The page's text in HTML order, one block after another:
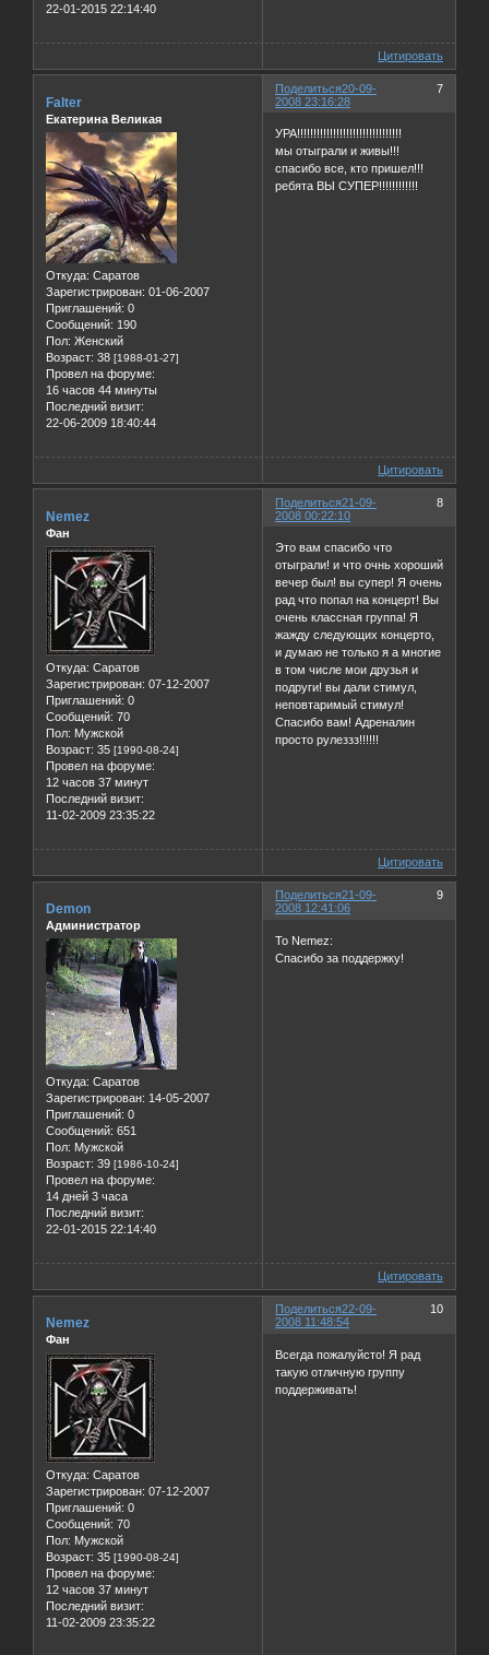
22-01-2015 22:14:40
Цитировать
Поделиться 7
20-09-
2008 23:16:28
Falter
Екатерина Великая
Откуда: Саратов
Зарегистрирован: 01-06-2007
Приглашений: 0
Сообщений: 190
Пол: Женский
Возраст: 38 [1988-01-27]
Провел на форуме:
16 часов 44 минуты
Последний визит:
22-06-2009 18:40:44
УРА!!!!!!!!!!!!!!!!!!!!!!!!!!!!!!!!
мы отыграли и живы!!!
спасибо все, кто пришел!!!
ребята ВЫ СУПЕР!!!!!!!!!!!!
Цитировать
Поделиться 8
21-09-
2008 00:22:10
Nemez
Фан
Откуда: Саратов
Зарегистрирован: 07-12-2007
Приглашений: 0
Сообщений: 70
Пол: Мужской
Возраст: 35 [1990-08-24]
Провел на форуме:
12 часов 37 минут
Последний визит:
11-02-2009 23:35:22
Это вам спасибо что
отыграли! и что очнь хороший
вечер был! вы супер! Я очень
рад что попал на концерт! Вы
очень классная группа! Я
жажду следующих концерто,
и думаю не только я а многие
в том числе мои друзья и
подруги! вы дали стимул,
неповтаримый стимул!
Спасибо вам! Адреналин
просто рулеззз!!!!!!
Цитировать
Поделиться 9
21-09-
2008 12:41:06
Demon
Администратор
Откуда: Саратов
Зарегистрирован: 14-05-2007
Приглашений: 0
Сообщений: 651
Пол: Мужской
Возраст: 39 [1986-10-24]
Провел на форуме:
14 дней 3 часа
Последний визит:
22-01-2015 22:14:40
To Nemez:
Спасибо за поддержку!
Цитировать
Поделиться 10
22-09-
2008 11:48:54
Nemez
Фан
Откуда: Саратов
Зарегистрирован: 07-12-2007
Приглашений: 0
Сообщений: 70
Пол: Мужской
Возраст: 35 [1990-08-24]
Провел на форуме:
12 часов 37 минут
Последний визит:
11-02-2009 23:35:22
Всегда пожалуйсто! Я рад
такую отличную группу
поддерживать!